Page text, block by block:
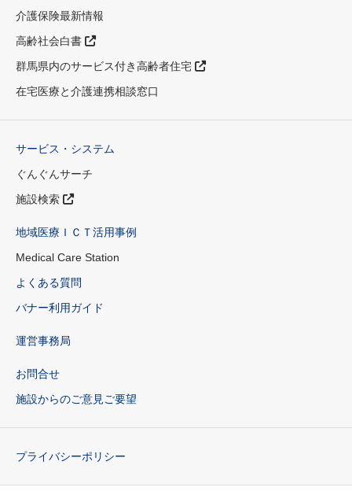
介護保険最新情報
高齢社会白書
群馬県内のサービス付き高齢者住宅
在宅医療と介護連携相談窓口
サービス・システム
ぐんぐんサーチ
施設検索
地域医療ＩＣＴ活用事例
Medical Care Station
よくある質問
バナー利用ガイド
運営事務局
お問合せ
施設からのご意見ご要望
プライバシーポリシー